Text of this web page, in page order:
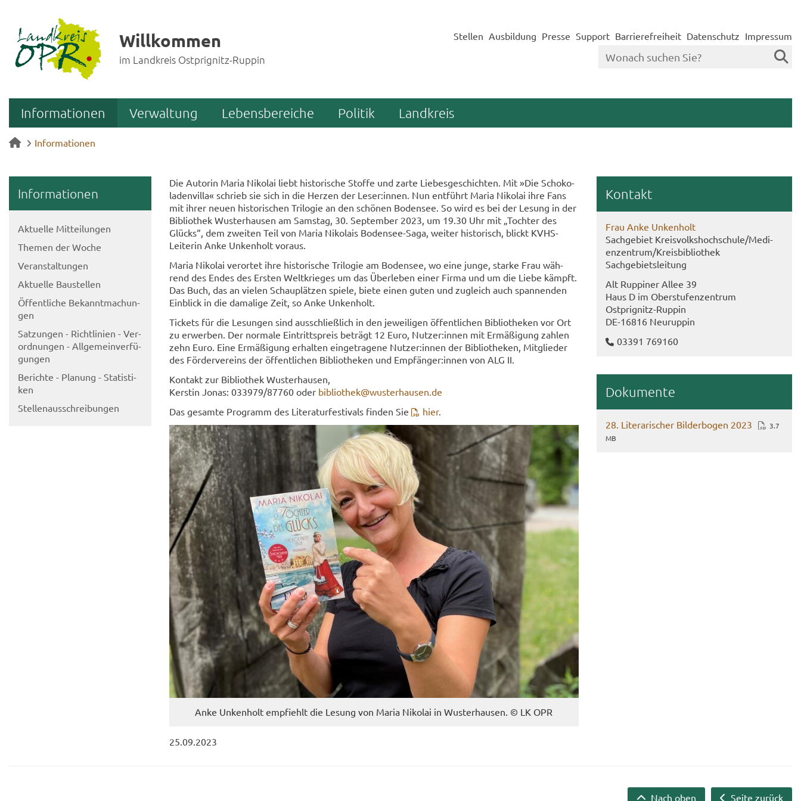
Willkommen
im Landkreis Ostprignitz-Ruppin
Stellen Ausbildung Presse Support Barrierefreiheit Datenschutz Impressum
Informationen Verwaltung Lebensbereiche Politik Landkreis
Informationen
In­for­ma­tio­nen
Ak­tu­el­le Mit­tei­lun­gen
The­men der Woche
Ver­an­stal­tun­gen
Ak­tu­el­le Bau­stel­len
Öf­fent­li­che Be­kannt­ma­chun­
gen
Sat­zun­gen - Richt­li­ni­en - Ver­
ord­nun­gen - All­ge­mein­ver­fü­
gun­gen
Be­rich­te - Pla­nung - Sta­tis­ti­
ken
Stel­len­aus­schrei­bun­gen
Die Au­torin Maria Ni­ko­lai liebt his­to­ri­sche Stof­fe und zarte Lie­bes­ge­schich­ten. Mit »Die Scho­ko­
la­den­vil­la« schrieb sie sich in die Her­zen der Leser:innen. Nun ent­führt Maria Ni­ko­lai ihre Fans
mit ihrer neuen his­to­ri­schen Tri­lo­gie an den schö­nen Bo­den­see. So wird es bei der Le­sung in der
Bi­blio­thek Wus­ter­hau­sen am Sams­tag, 30. Sep­tem­ber 2023, um 19.30 Uhr mit „Toch­ter des
Glücks“, dem zwei­ten Teil von Maria Ni­ko­lais Bodensee-​Saga, wei­ter his­to­risch, blickt KVHS-​
Leiterin Anke Un­ken­holt vor­aus.
Maria Ni­ko­lai ver­or­tet ihre his­to­ri­sche Tri­lo­gie am Bo­den­see, wo eine junge, star­ke Frau wäh­
rend des Endes des Ers­ten Welt­krie­ges um das Über­le­ben einer Firma und um die Liebe kämpft.
Das Buch, das an vie­len Schau­plät­zen spie­le, biete einen guten und zu­gleich auch span­nen­den
Ein­blick in die da­ma­li­ge Zeit, so Anke Un­ken­holt.
Ti­ckets für die Le­sun­gen sind aus­schließ­lich in den je­wei­li­gen öf­fent­li­chen Bi­blio­the­ken vor Ort
zu er­wer­ben. Der nor­ma­le Ein­tritts­preis be­trägt 12 Euro, Nut­zer:innen mit Er­mä­ßi­gung zah­len
zehn Euro. Eine Er­mä­ßi­gung er­hal­ten ein­ge­tra­ge­ne Nut­zer:innen der Bi­blio­the­ken, Mit­glie­der
des För­der­ver­eins der öf­fent­li­chen Bi­blio­the­ken und Emp­fän­ger:innen von ALG II.
Kon­takt zur Bi­blio­thek Wus­ter­hau­sen,
Kers­tin Jonas: 033979/87760 oder bi­blio­thek@wus­ter­hau­sen.de
Das ge­sam­te Pro­gramm des Li­te­ra­tur­fes­ti­vals fin­den Sie
hier.
Anke Un­ken­holt emp­fiehlt die Le­sung von Maria Ni­ko­lai in Wus­ter­hau­sen. © LK OPR
25.09.2023
Kon­takt
Frau Anke Un­ken­holt
Sach­ge­biet Kreis­volks­hoch­schu­le/Me­di­
en­zen­trum/Kreis­bi­blio­thek
Sach­ge­biets­lei­tung
Alt Rup­pi­ner Allee 39
Haus D im Ober­stu­fen­zen­trum
Ostprignitz-​Ruppin
DE-​16816 Neu­rup­pin
03391 769160
Do­ku­men­te
28. Li­te­ra­ri­scher Bil­der­bo­gen 2023
3.7
MB
Seite zurück
Nach oben